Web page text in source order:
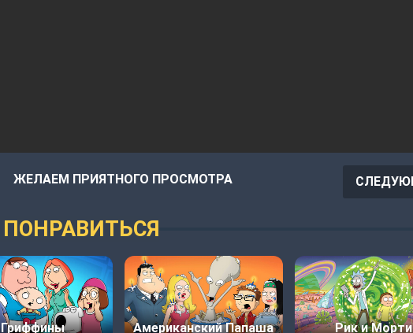
ЖЕЛАЕМ ПРИЯТНОГО ПРОСМОТРА
ПОНРАВИТЬСЯ
Гриффины Американский Папаша Рик и Морти